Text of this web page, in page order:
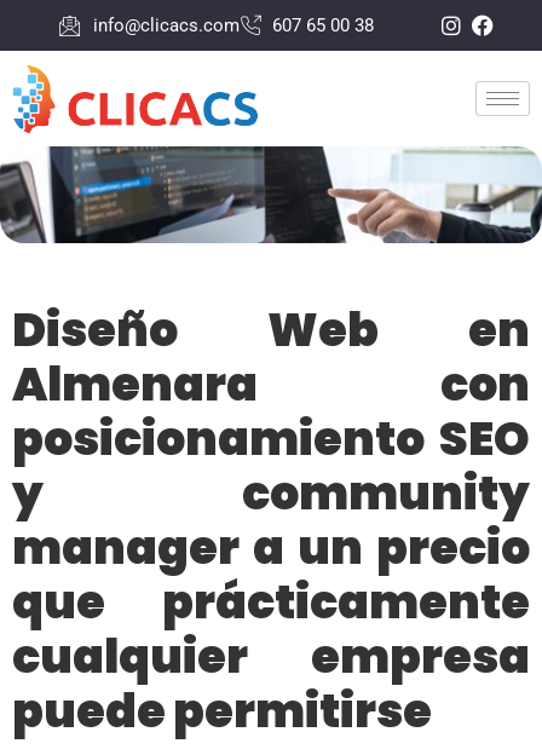
info@clicacs.com 607 65 00 38
Diseño Web en
Almenara con
posicionamiento SEO
y community
manager a un precio
que prácticamente
cualquier empresa
puede permitirse